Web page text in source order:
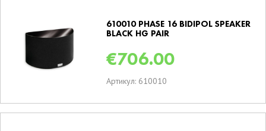
610010 PHASE 16 BIDIPOL SPEAKER
BLACK HG PAIR
€706.00
Артикул: 610010